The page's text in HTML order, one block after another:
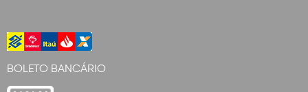
BOLETO BANCÁRIO